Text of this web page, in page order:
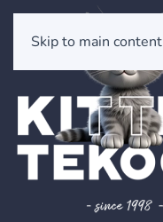
Skip to main content